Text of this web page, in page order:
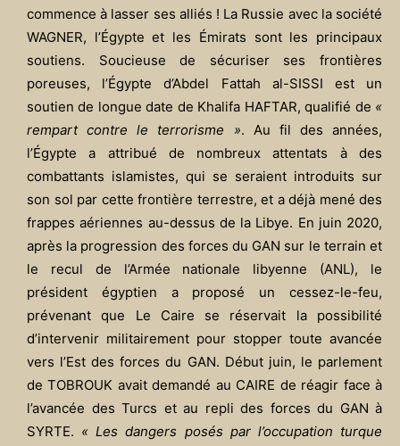
commence à lasser ses alliés ! La Russie avec la société
WAGNER, l’Égypte et les Émirats sont les principaux
soutiens. Soucieuse de sécuriser ses frontières
poreuses, l’Égypte d’Abdel Fattah al-SISSI est un
soutien de longue date de Khalifa HAFTAR, qualifié de «
rempart contre le terrorisme ». Au fil des années,
l’Égypte a attribué de nombreux attentats à des
combattants islamistes, qui se seraient introduits sur
son sol par cette frontière terrestre, et a déjà mené des
frappes aériennes au-dessus de la Libye. En juin 2020,
après la progression des forces du GAN sur le terrain et
le recul de l’Armée nationale libyenne (ANL), le
président égyptien a proposé un cessez-le-feu,
prévenant que Le Caire se réservait la possibilité
d’intervenir militairement pour stopper toute avancée
vers l’Est des forces du GAN. Début juin, le parlement
de TOBROUK avait demandé au CAIRE de réagir face à
l’avancée des Turcs et au repli des forces du GAN à
SYRTE. « Les dangers posés par l’occupation turque